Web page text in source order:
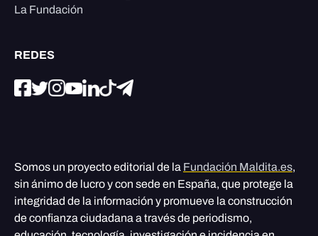
La Fundación
REDES
Somos un proyecto editorial de la Fundación Maldita.es,
sin ánimo de lucro y con sede en España, que protege la
integridad de la información y promueve la construcción
de confianza ciudadana a través de periodismo,